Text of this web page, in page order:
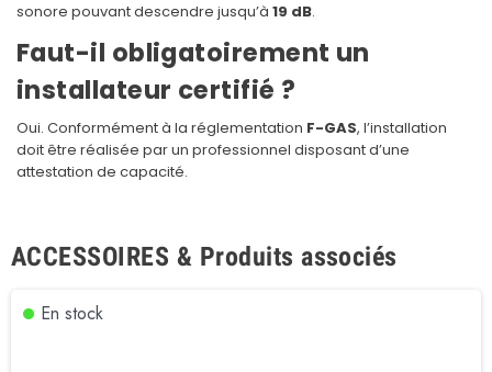
sonore pouvant descendre jusqu’à 19 dB.
Faut-il obligatoirement un
installateur certifié ?
Oui. Conformément à la réglementation F-GAS, l’installation
doit être réalisée par un professionnel disposant d’une
attestation de capacité.
ACCESSOIRES & Produits associés
En stock